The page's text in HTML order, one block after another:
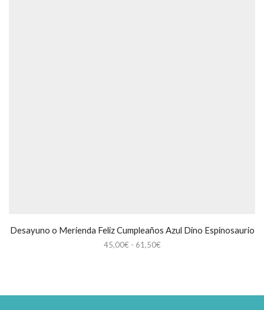
Desayuno o Merienda Feliz Cumpleaños Azul Dino Espinosaurio
45,00€ - 61,50€Rango